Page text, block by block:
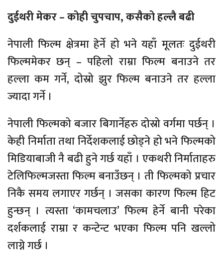
दुईथरी मेकर – कोही चुपचाप, कसैको हल्लै बढी
नेपाली फिल्म क्षेत्रमा हेर्ने हो भने यहाँ मूलतः दुईथरी
फिल्ममेकर छन् – पहिलो राम्रा फिल्म बनाउने तर
हल्ला कम गर्ने, दोस्रो झुर फिल्म बनाउने तर हल्ला
ज्यादा गर्ने ।
नेपाली फिल्मको बजार बिगार्नेहरु दोस्रो वर्गमा पर्छन् ।
केही निर्माता तथा निर्देशकलाई छोड्ने हो भने फिल्मको
मिडियाबाजी नै बढी हुने गर्छ यहाँ । एकथरी निर्माताहरु
टेलिफिल्मजस्ता फिल्म बनाउँछन् । ती फिल्मको प्रचार
निकै समय लगाएर गर्छन् । जसका कारण फिल्म हिट
हुन्छन् । त्यस्ता ‘कामचलाउ’ फिल्म हेर्ने बानी परेका
दर्शकलाई राम्रा र कन्टेन्ट भएका फिल्म पनि खल्लो
लाग्ने गर्छ ।